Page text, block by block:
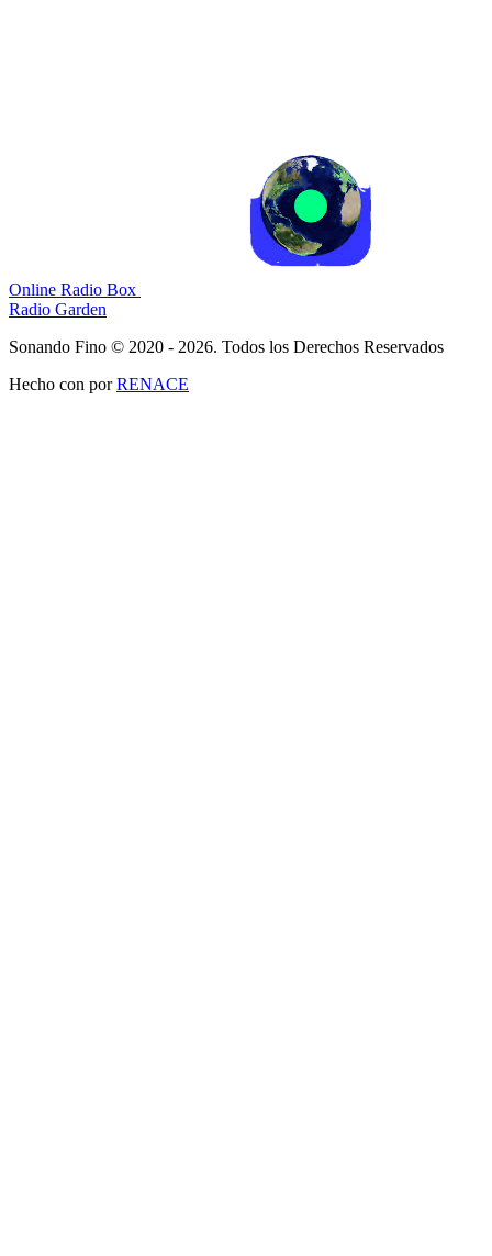
Online Radio Box
Radio Garden
Sonando Fino © 2020 - 2026. Todos los Derechos Reservados
Hecho con porRENACE